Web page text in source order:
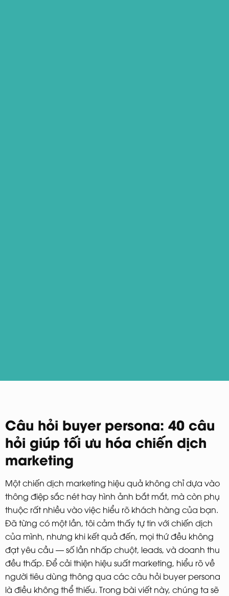
Câu hỏi buyer persona: 40 câu
hỏi giúp tối ưu hóa chiến dịch
marketing
Một chiến dịch marketing hiệu quả không chỉ dựa vào
thông điệp sắc nét hay hình ảnh bắt mắt, mà còn phụ
thuộc rất nhiều vào việc hiểu rõ khách hàng của bạn.
Đã từng có một lần, tôi cảm thấy tự tin với chiến dịch
của mình, nhưng khi kết quả đến, mọi thứ đều không
đạt yêu cầu — số lần nhấp chuột, leads, và doanh thu
đều thấp. Để cải thiện hiệu suất marketing, hiểu rõ về
người tiêu dùng thông qua các câu hỏi buyer persona
là điều không thể thiếu. Trong bài viết này, chúng ta sẽ